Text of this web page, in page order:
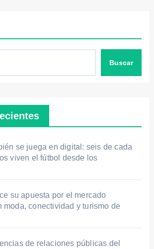
Buscar
se juega en digital: seis de cada
viven el fútbol desde los
su apuesta por el mercado
moda, conectividad y turismo de
de relaciones públicas del